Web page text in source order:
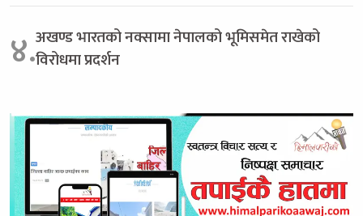
४.अखण्ड भारतको नक्सामा नेपालको भूमिसमेत राखेको
विरोधमा प्रदर्शन